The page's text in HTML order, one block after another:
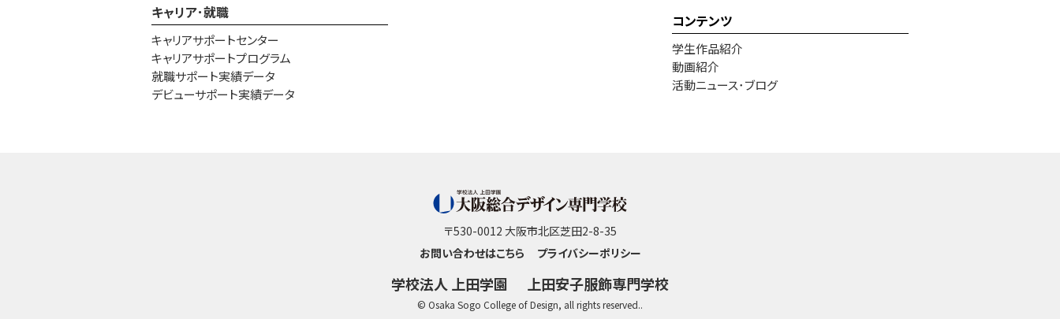
キャリア･就職
キャリアサポートセンター
キャリアサポートプログラム
就職サポート実績データ
デビューサポート実績データ
コンテンツ
学生作品紹介
動画紹介
活動ニュース･ブログ
〒530-0012 大阪市北区芝田2-8-35
お問い合わせはこちら
プライバシーポリシー
学校法人 上田学園 上田安子服飾専門学校
© Osaka Sogo College of Design, all rights reserved..